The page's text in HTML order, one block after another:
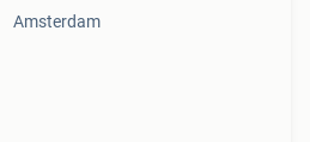
Amsterdam